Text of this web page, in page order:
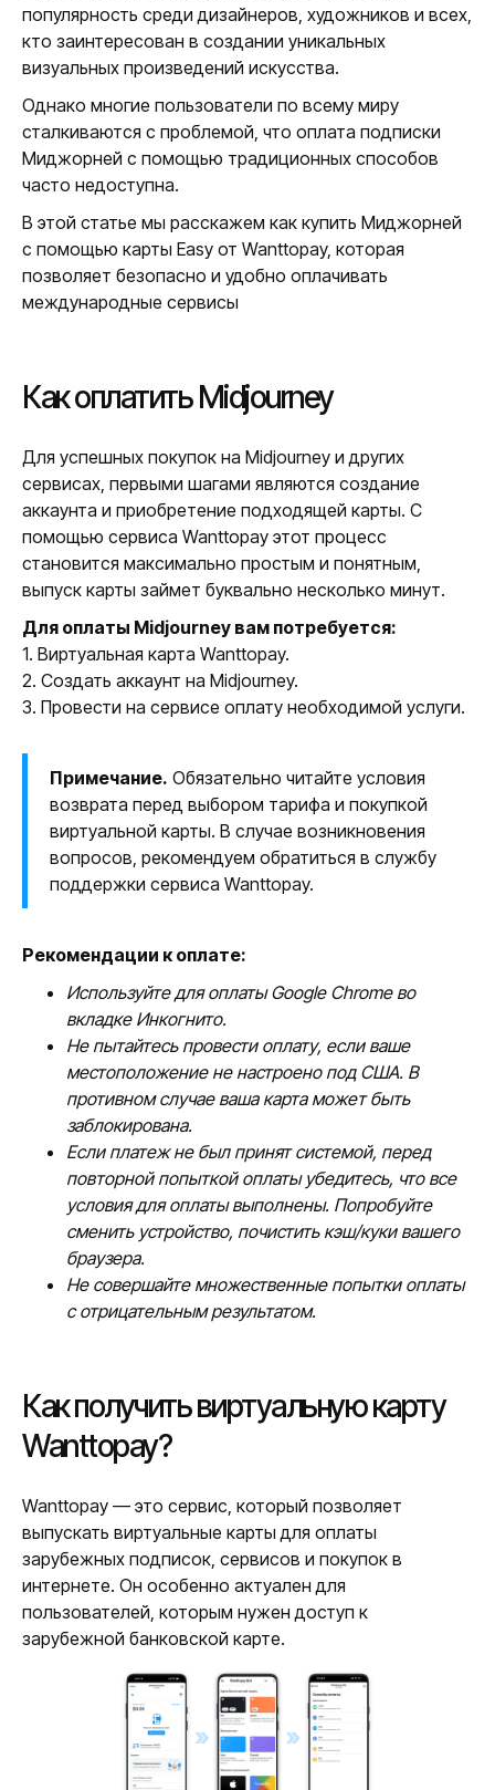
популярность среди дизайнеров, художников и всех,
кто заинтересован в создании уникальных
визуальных произведений искусства.
Однако многие пользователи по всему миру
сталкиваются с проблемой, что оплата подписки
Миджорней с помощью традиционных способов
часто недоступна.
В этой статье мы расскажем как купить Миджорней
с помощью карты Easy от Wanttopay, которая
позволяет безопасно и удобно оплачивать
международные сервисы
Как оплатить Midjourney
Для успешных покупок на Midjourney и других
сервисах, первыми шагами являются создание
аккаунта и приобретение подходящей карты. С
помощью сервиса Wanttopay этот процесс
становится максимально простым и понятным,
выпуск карты займет буквально несколько минут.
Для оплаты Midjourney вам потребуется:
1. Виртуальная карта Wanttopay.
2. Создать аккаунт на Midjourney.
3. Провести на сервисе оплату необходимой услуги.
Примечание. Обязательно читайте условия
возврата перед выбором тарифа и покупкой
виртуальной карты. В случае возникновения
вопросов, рекомендуем обратиться в службу
поддержки сервиса Wanttopay.
Рекомендации к оплате:
Используйте для оплаты Google Chrome во
вкладке Инкогнито.
Не пытайтесь провести оплату, если ваше
местоположение не настроено под США. В
противном случае ваша карта может быть
заблокирована.
Если платеж не был принят системой, перед
повторной попыткой оплаты убедитесь, что все
условия для оплаты выполнены. Попробуйте
сменить устройство, почистить кэш/куки вашего
браузера.
Не совершайте множественные попытки оплаты
с отрицательным результатом.
Как получить виртуальную карту
Wanttopay?
Wanttopay — это сервис, который позволяет
выпускать виртуальные карты для оплаты
зарубежных подписок, сервисов и покупок в
интернете. Он особенно актуален для
пользователей, которым нужен доступ к
зарубежной банковской карте.